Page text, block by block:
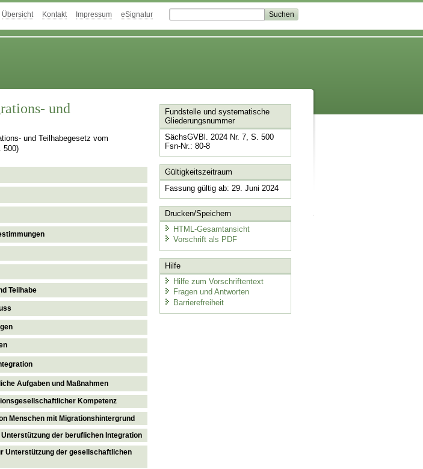
Übersicht Kontakt Impressum eSignatur
und
und Teilhabegesetz vom
500)
Teilhabe
Aufgaben und Maßnahmen
Kompetenz
Menschen mit Migrationshintergrund
Unterstützung der beruflichen Integration
Unterstützung der gesellschaftlichen
Fundstelle und systematische
Gliederungsnummer
SächsGVBl. 2024 Nr. 7, S. 500
Fsn-Nr.: 80-8
Gültigkeitszeitraum
Fassung gültig ab: 29. Juni 2024
Drucken/Speichern
HTML-Gesamtansicht
Vorschrift als PDF
Hilfe
Hilfe zum Vorschriftentext
Fragen und Antworten
Barrierefreiheit